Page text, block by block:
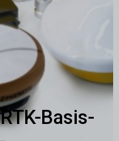
Basis-